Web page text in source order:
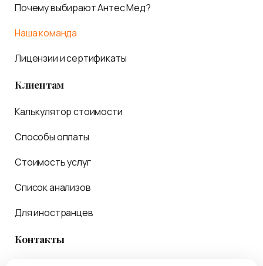
Почему выбирают Антес Мед?
Наша команда
Лицензии и сертификаты
Клиентам
Калькулятор стоимости
Способы оплаты
Стоимость услуг
Список анализов
Для иностранцев
Контакты